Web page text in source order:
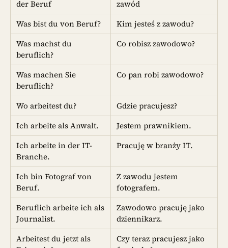
der Beruf
zawód
Was bist du von Beruf?
Kim jesteś z zawodu?
Was machst du
beruflich?
Co robisz zawodowo?
Was machen Sie
beruflich?
Co pan robi zawodowo?
Wo arbeitest du?
Gdzie pracujesz?
Ich arbeite als Anwalt.
Jestem prawnikiem.
Ich arbeite in der IT-
Branche.
Pracuję w branży IT.
Ich bin Fotograf von
Beruf.
Z zawodu jestem
fotografem.
Beruflich arbeite ich als
Journalist.
Zawodowo pracuję jako
dziennikarz.
Arbeitest du jetzt als
Czy teraz pracujesz jako